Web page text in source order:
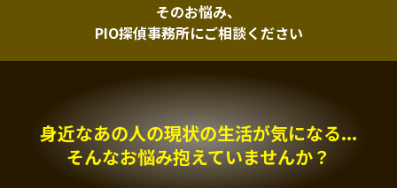
そのお悩み、
PIO探偵事務所にご相談ください
身近なあの人の現状の生活が気になる...
そんなお悩み抱えていませんか？